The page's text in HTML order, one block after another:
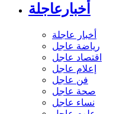
أخبارعاجلة
أخبار عاجلة
رياضة عاجل
اقتصاد عاجل
إعلام عاجل
فن عاجل
صحة عاجل
نساء عاجل